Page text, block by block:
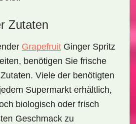
Zutaten
GrapefruitGinger Spritz
benötigen Sie frische
Viele der benötigten
Supermarkt erhältlich,
biologisch oder frisch
Geschmack zu